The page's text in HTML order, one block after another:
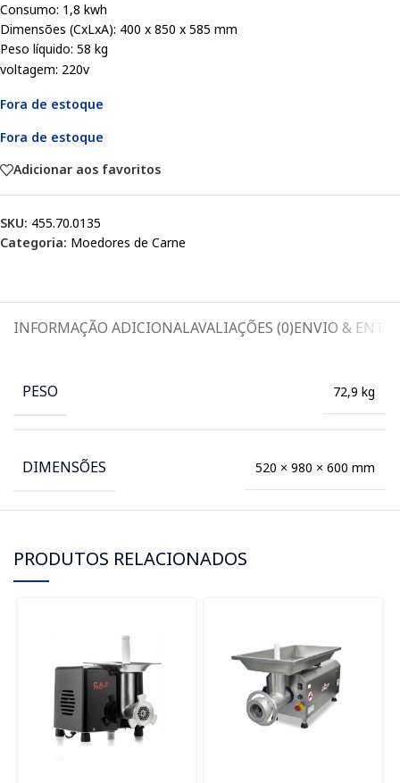
Consumo: 1,8 kwh
Dimensões (CxLxA): 400 x 850 x 585 mm
Peso líquido: 58 kg
voltagem: 220v
Fora de estoque
Fora de estoque
Adicionar aos favoritos
SKU: 455.70.0135
Categoria: Moedores de Carne
INFORMAÇÃO ADICIONALAVALIAÇÕES (0)ENVIO &
PESO 72,9 kg
DIMENSÕES 520 × 980 × 600 mm
PRODUTOS RELACIONADOS